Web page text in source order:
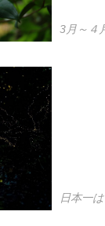
3月～４
日本一